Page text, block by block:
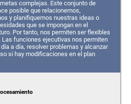
complejas. Este conjunto de
posible que relacionemos,
y planifiquemos nuestras ideas o
que se impongan en el
Por tanto, nos permiten ser flexibles
Las funciones ejecutivas nos permiten
a día, resolver problemas y alcanzar
si hay modificaciones en el plan